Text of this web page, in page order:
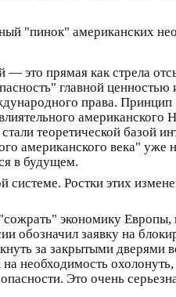
"пинок" американских
— это прямая как стрела
главной
права. Принцип
американского
теоретической базой
американского века" уже
в будущем.
Ростки этих
экономику Европы,
обозначил заявку на
за закрытыми дверями
необходимость охолонуть,
Это очень